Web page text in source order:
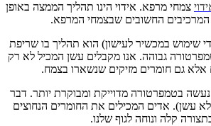
צמחי מרפא. אידוי הינו תהליך הממצה באופן
המרכיבים החשובים שבצמחי המרפא.
שימוש במכשיר לעישון) הוא תהליך בו שריפת
גבוהה. אנו מקבלים עשן המכיל לא רק
אלא גם חומרים מזיקים שנשארו בצמח.
נעשה בטמפרטורה מדוייקת ומבוקרת יותר. דבר
עשן). אדים המכילים את החומרים הנחוצים
קלה ונוחה לגוף שלנו.